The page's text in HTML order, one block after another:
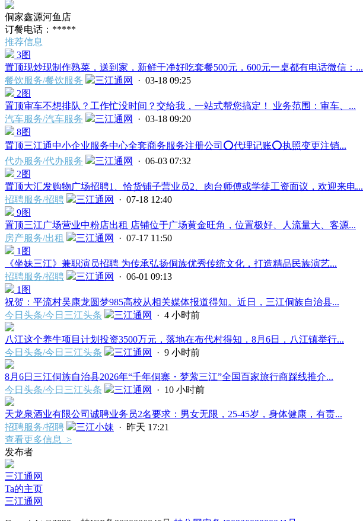
侗家鑫源河鱼店
订餐电话：*****
推荐信息
3图
置顶现炒现制作熟菜，送到家，新鲜干净好吃套餐500元，600元一桌都有电话微信：...
餐饮服务/餐饮服务
三江通网
· 03-18 09:25
2图
置顶审车不想排队？工作忙没时间？交给我，一站式帮您搞定！ 业务范围：审车、...
汽车服务/汽车服务
三江通网
· 03-18 09:20
8图
置顶三江通中小企业服务中心全套商务服务注册公司⭕️代理记账⭕️执照变更注销...
代办服务/代办服务
三江通网
· 06-03 07:32
2图
置顶大汇发购物广场招聘1、恰货铺子营业员2、肉台师傅或学徒工资面议，欢迎来电...
招聘服务/招聘
三江通网
· 07-18 12:40
9图
置顶三江广场营业中粉店出租 店铺位于广场黄金旺角，位置极好、人流量大、客源...
房产服务/出租
三江通网
· 07-17 11:50
1图
《坐妹三江》兼职演员招聘 为传承弘扬侗族优秀传统文化，打造精品民族演艺...
招聘服务/招聘
三江通网
· 06-01 09:13
1图
祝贺：平流村吴康龙圆梦985高校从相关媒体报道得知。近日，三江侗族自治县...
今日头条/今日三江头条
三江通网 · 4 小时前
八江这个养牛项目计划投资3500万元，落地在布代村得知，8月6日，八江镇举行...
今日头条/今日三江头条
三江通网 · 9 小时前
8月6日三江侗族自治县2026年“千年侗寨・梦萦三江”全国百家旅行商踩线推介...
今日头条/今日三江头条
三江通网 · 10 小时前
天龙泉酒业有限公司诚聘业务员2名要求：男女无限，25-45岁，身体健康，有责...
招聘服务/招聘
三江小妹 · 昨天 17:21
查看更多信息 >
发布者
三江通网
Ta的主页
三江通网